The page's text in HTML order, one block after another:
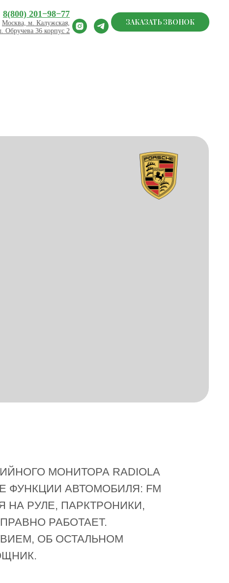
8(800) 201−98−77
Москва, м. Калужская,
Обручева 36 корпус 2
ЗАКАЗАТЬ ЗВОНОК
МОНИТОРА RADIOLA
АВТОМОБИЛЯ: FM
НА РУЛЕ, ПАРКТРОНИКИ,
РАБОТАЕТ.
ОБ ОСТАЛЬНОМ